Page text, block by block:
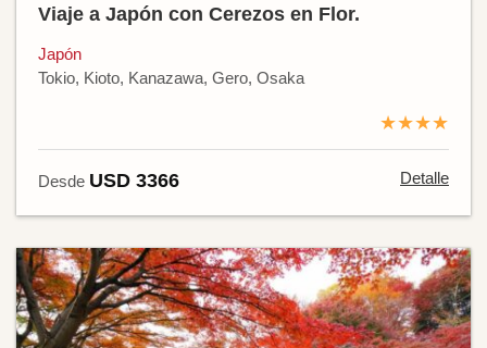
Viaje a Japón con Cerezos en Flor.
Japón
Tokio, Kioto, Kanazawa, Gero, Osaka
★★★★
Desde USD 3366 Detalle